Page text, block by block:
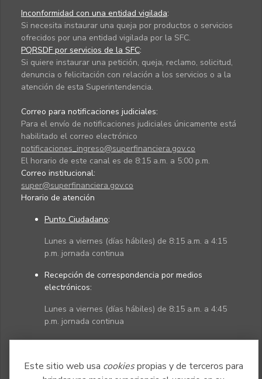
Este sitio web usa cookiespropias y de terceros para
Inconformidad con una entidad vigilada:
Si necesita instaurar una queja por productos o servicios
ofrecidos por una entidad vigilada por la SFC.
PQRSDF por servicios de la SFC:
Si quiere instaurar una petición, queja, reclamo, solicitud,
denuncia o felicitación con relación a los servicios o a la
atención de esta Superintendencia.
Correo para notificaciones judiciales:
Para el envío de notificaciones judiciales únicamente está
habilitado el correo electrónico
notificaciones_ingreso@superfinanciera.gov.co
El horario de este canal es de 8:15 a.m. a 5:00 p.m.
Correo institucional:
super@superfinanciera.gov.co
Horario de atención
Punto Ciudadano:
Lunes a viernes (días hábiles) de 8:15 a.m. a 4:15
p.m. jornada continua
Recepción de correspondencia por medios
electrónicos:
Lunes a viernes (días hábiles) de 8:15 a.m. a 4:45
p.m. jornada continua